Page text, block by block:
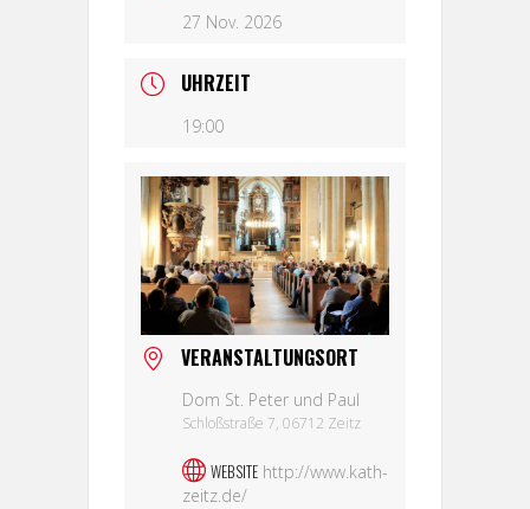
27 Nov. 2026
UHRZEIT
19:00
VERANSTALTUNGSORT
Dom St. Peter und Paul
Schloßstraße 7, 06712 Zeitz
WEBSITE http://www.kath-
zeitz.de/